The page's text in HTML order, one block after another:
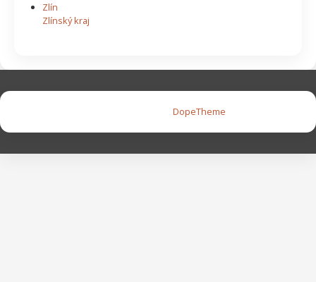
Zlín
Zlínský kraj
DopeTheme